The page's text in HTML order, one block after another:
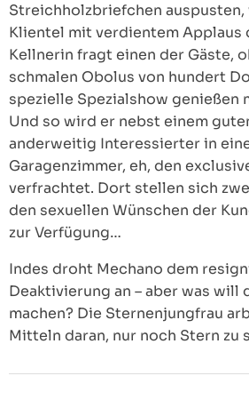
Streichholzbriefchen auspusten,
Klientel mit verdientem Applaus
Kellnerin fragt einen der Gäste,
schmalen Obolus von hundert
spezielle Spezialshow genießen
Und so wird er nebst einem
anderweitig Interessierter in
Garagenzimmer, eh, den
verfrachtet. Dort stellen sich
den sexuellen Wünschen der
zur Verfügung…
Indes droht Mechano dem
Deaktivierung an – aber was will
machen? Die Sternenjungfrau
Mitteln daran, nur noch Stern zu